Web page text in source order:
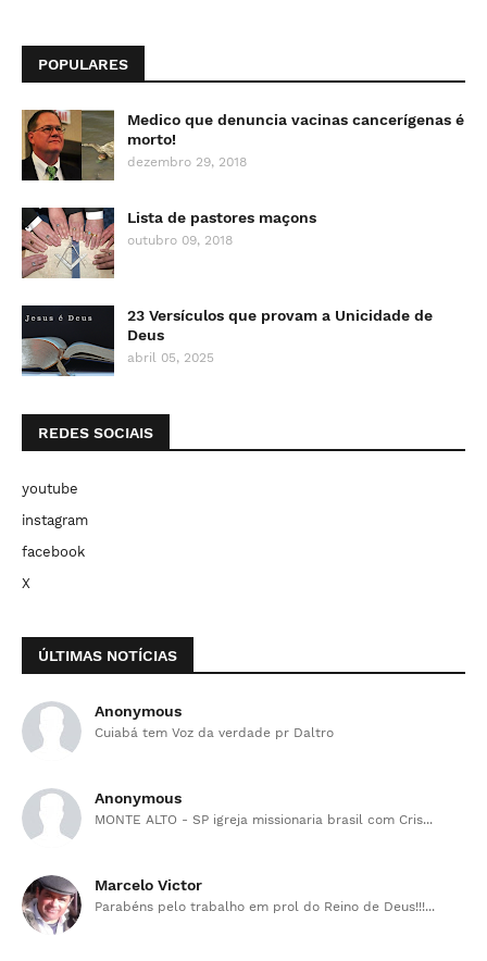
POPULARES
Medico que denuncia vacinas cancerígenas é
morto!
dezembro 29, 2018
Lista de pastores maçons
outubro 09, 2018
23 Versículos que provam a Unicidade de
Deus
abril 05, 2025
REDES SOCIAIS
youtube
instagram
facebook
X
ÚLTIMAS NOTÍCIAS
Anonymous
Cuiabá tem Voz da verdade pr Daltro
Anonymous
MONTE ALTO - SP igreja missionaria brasil com Cris...
Marcelo Victor
Parabéns pelo trabalho em prol do Reino de Deus!!!...